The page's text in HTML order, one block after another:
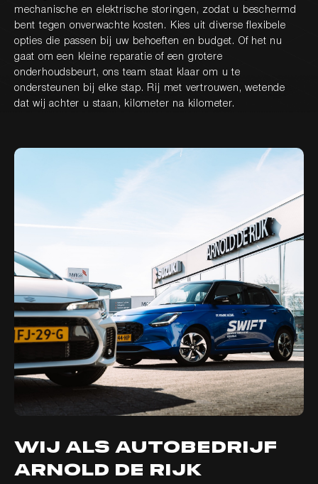
Home
Aanbod
mechanische en elektrische storingen, zodat u beschermd
bent tegen onverwachte kosten. Kies uit diverse flexibele
opties die passen bij uw behoeften en budget. Of het nu
gaat om een kleine reparatie of een grotere
onderhoudsbeurt, ons team staat klaar om u te
ondersteunen bij elke stap. Rij met vertrouwen, wetende
dat wij achter u staan, kilometer na kilometer.
wij als Autobedrijf
Arnold de Rijk